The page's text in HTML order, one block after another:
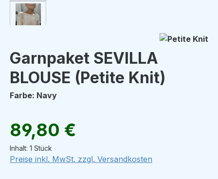
Garnpaket SEVILLA
BLOUSE (Petite Knit)
Farbe: Navy
Regulärer Preis:
89,80 €
Inhalt: 1 Stück
Preise inkl. MwSt. zzgl. Versandkosten